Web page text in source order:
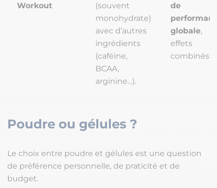
Workout
(souvent
monohydrate)
avec d’autres
ingrédients
(caféine,
BCAA,
arginine…).
de
globale,
effets
combinés.
Poudre ou gélules ?
Le choix entre poudre et gélules est une question
de préférence personnelle, de praticité et de
budget.